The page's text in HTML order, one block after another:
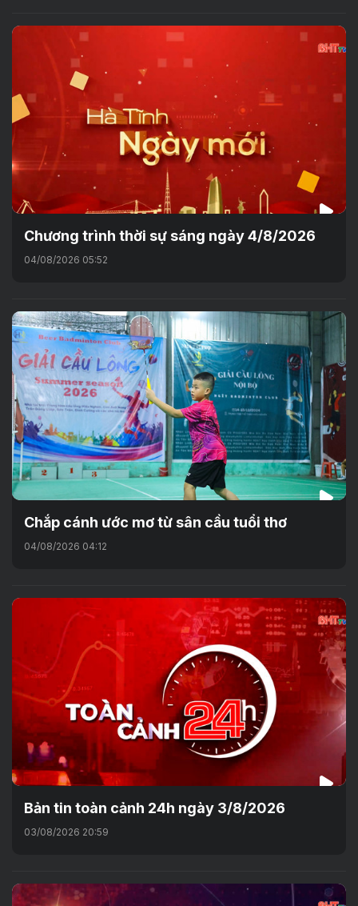
Chương trình thời sự sáng ngày 4/8/2026
04/08/2026 05:52
Chắp cánh ước mơ từ sân cầu tuổi thơ
04/08/2026 04:12
Bản tin toàn cảnh 24h ngày 3/8/2026
03/08/2026 20:59